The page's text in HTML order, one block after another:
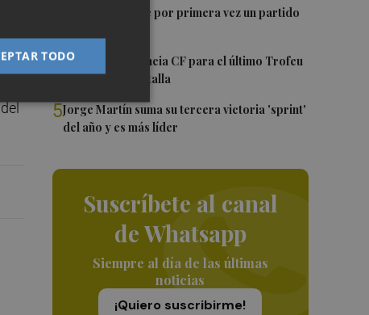
Kiat Lim preside por primera vez un partido
4El once del Valencia CF para el último Trofeu
Taronja de Mestalla
5Jorge Martín suma su tercera victoria 'sprint'
del año y es más líder
Suscríbete al canal
de Whatsapp
Siempre al día de las últimas
noticias
¡Quiero suscribirme!
TODO